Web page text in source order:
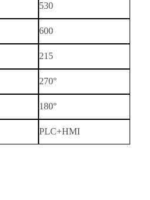
530
600
215
270°
180°
PLC+HMI